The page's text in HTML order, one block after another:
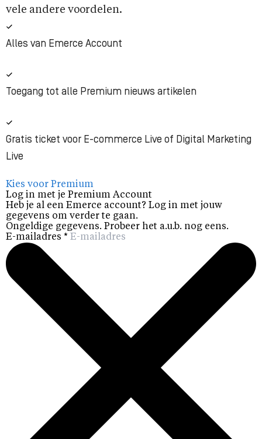
vele andere voordelen.
Alles van Emerce Account
Toegang tot alle Premium nieuws artikelen
Gratis ticket voor E-commerce Live of Digital Marketing
Live
Kies voor Premium
Log in met je Premium Account
Heb je al een Emerce account? Log in met jouw
gegevens om verder te gaan.
Ongeldige gegevens. Probeer het a.u.b. nog eens.
E-mailadres *